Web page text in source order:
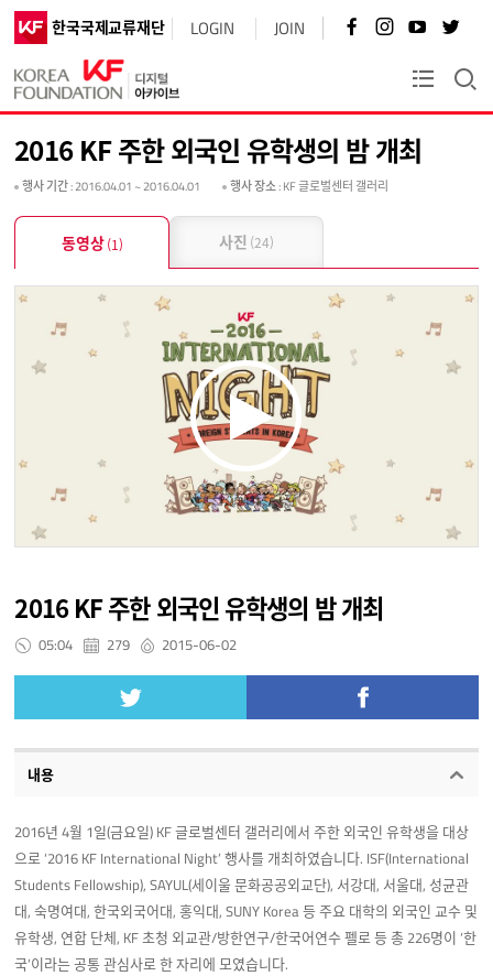
한국국제교류재단 LOGIN JOIN 페
이
로
가
기
인
스
바
로
가
기
유
튜
브
바
가
트
터
바
로
가
KF플러스
2016 KF 주한 외국인 유학생의 밤 개최
행사 기간: 2016.04.01 ~ 2016.04.01 행사 장소: KF 글로벌센터 갤러리
동영상(1) 사진 (24)
2016 KF 주한 외국인 유학생의 밤 개최
05:04 279 2015-06-02
내용
2016년 4월 1일(금요일) KF 글로벌센터 갤러리에서 주한 외국인 유학생을 대상
으로 ‘2016 KF International Night’ 행사를 개최하였습니다. ISF(International
Students Fellowship), SAYUL(세이울 문화공공외교단), 서강대, 서울대, 성균관
대, 숙명여대, 한국외국어대, 홍익대, SUNY Korea 등 주요 대학의 외국인 교수 및
유학생, 연합 단체, KF 초청 외교관/방한연구/한국어연수 펠로 등 총 226명이 ‘한
국’이라는 공통 관심사로 한 자리에 모였습니다.